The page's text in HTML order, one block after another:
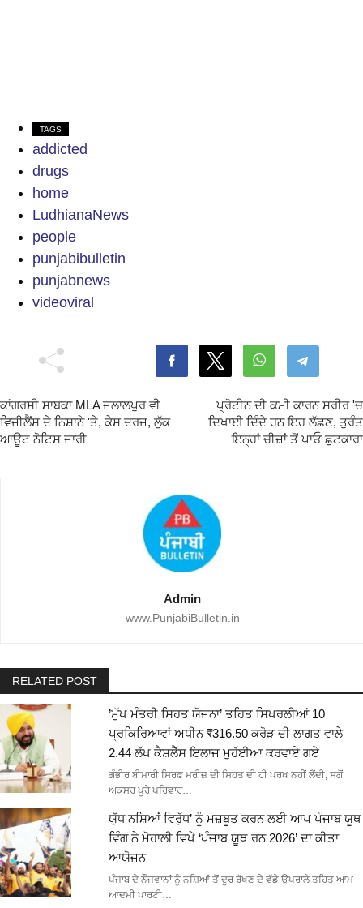
TAGS
addicted
drugs
home
LudhianaNews
people
punjabibulletin
punjabnews
videoviral
ਕਾਂਗਰਸੀ ਸਾਬਕਾ MLA ਜਲਾਲਪੁਰ ਵੀ
ਵਿਜੀਲੈਂਸ ਦੇ ਨਿਸ਼ਾਨੇ 'ਤੇ, ਕੇਸ ਦਰਜ, ਲੁੱਕ
ਆਊਟ ਨੋਟਿਸ ਜਾਰੀ
ਪ੍ਰੋਟੀਨ ਦੀ ਕਮੀ ਕਾਰਨ ਸਰੀਰ 'ਚ
ਦਿਖਾਈ ਦਿੰਦੇ ਹਨ ਇਹ ਲੱਛਣ, ਤੁਰੰਤ
ਇਨ੍ਹਾਂ ਚੀਜ਼ਾਂ ਤੋਂ ਪਾਓ ਛੁਟਕਾਰਾ
Admin
www.PunjabiBulletin.in
RELATED POST
’ਮੁੱਖ ਮੰਤਰੀ ਸਿਹਤ ਯੋਜਨਾ’ ਤਹਿਤ ਸਿਖਰਲੀਆਂ 10
ਪ੍ਰਕਿਰਿਆਵਾਂ ਅਧੀਨ ₹316.50 ਕਰੋੜ ਦੀ ਲਾਗਤ ਵਾਲੇ
2.44 ਲੱਖ ਕੈਸ਼ਲੈੱਸ ਇਲਾਜ ਮੁਹੱਈਆ ਕਰਵਾਏ ਗਏ
ਗੰਭੀਰ ਬੀਮਾਰੀ ਸਿਰਫ਼ ਮਰੀਜ਼ ਦੀ ਸਿਹਤ ਦੀ ਹੀ ਪਰਖ ਨਹੀਂ ਲੈਂਦੀ, ਸਗੋਂ
ਅਕਸਰ ਪੂਰੇ ਪਰਿਵਾਰ…
ਯੁੱਧ ਨਸ਼ਿਆਂ ਵਿਰੁੱਧ’ ਨੂੰ ਮਜ਼ਬੂਤ ਕਰਨ ਲਈ ਆਪ ਪੰਜਾਬ ਯੂਥ
ਵਿੰਗ ਨੇ ਮੋਹਾਲੀ ਵਿਖੇ ‘ਪੰਜਾਬ ਯੂਥ ਰਨ 2026’ ਦਾ ਕੀਤਾ
ਆਯੋਜਨ
ਪੰਜਾਬ ਦੇ ਨੌਜਵਾਨਾਂ ਨੂੰ ਨਸ਼ਿਆਂ ਤੋਂ ਦੂਰ ਰੱਖਣ ਦੇ ਵੱਡੇ ਉਪਰਾਲੇ ਤਹਿਤ ਆਮ
ਆਦਮੀ ਪਾਰਟੀ…